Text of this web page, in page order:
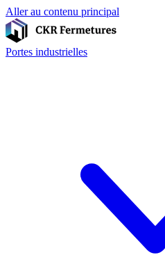
Aller au contenu principal
Portes industrielles